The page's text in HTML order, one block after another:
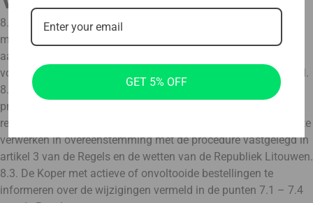
8.1. De Verkoper verbindt zich ertoe om de Koper de
mogelijkheid te bieden om gebruik te maken van de diensten
aangeboden door de online winkel evolve-fitness.eu onder de
voorwaarden vastgelegd in deze Regels en op de online winkel.
8.2. De Verkoper verbindt zich ertoe het recht van de Koper op
privacy met betrekking tot zijn persoonlijke gegevens te
respecteren, d.w.z. de Persoonsgegevens van de Koper alleen te
verwerken in overeenstemming met de procedure vastgelegd in
artikel 3 van de Regels en de wetten van de Republiek Litouwen.
8.3. De Koper met actieve of onvoltooide bestellingen te
informeren over de wijzigingen vermeld in de punten 7.1 – 7.4
GET 5% OFF